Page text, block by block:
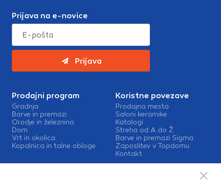
Prijava na e-novice
Prijava
Prodajni program
Gradnja
Barve in premazi
Orodje in železnina
Dom
Vrt in okolica
Kopalnica in talne obloge
Koristne povezave
Prodajna mesta
Saloni keramike
Katalogi
Streha od A do Ž
Barve in premazi Sigma
Zaposlitev v Topdomu
Kontakt